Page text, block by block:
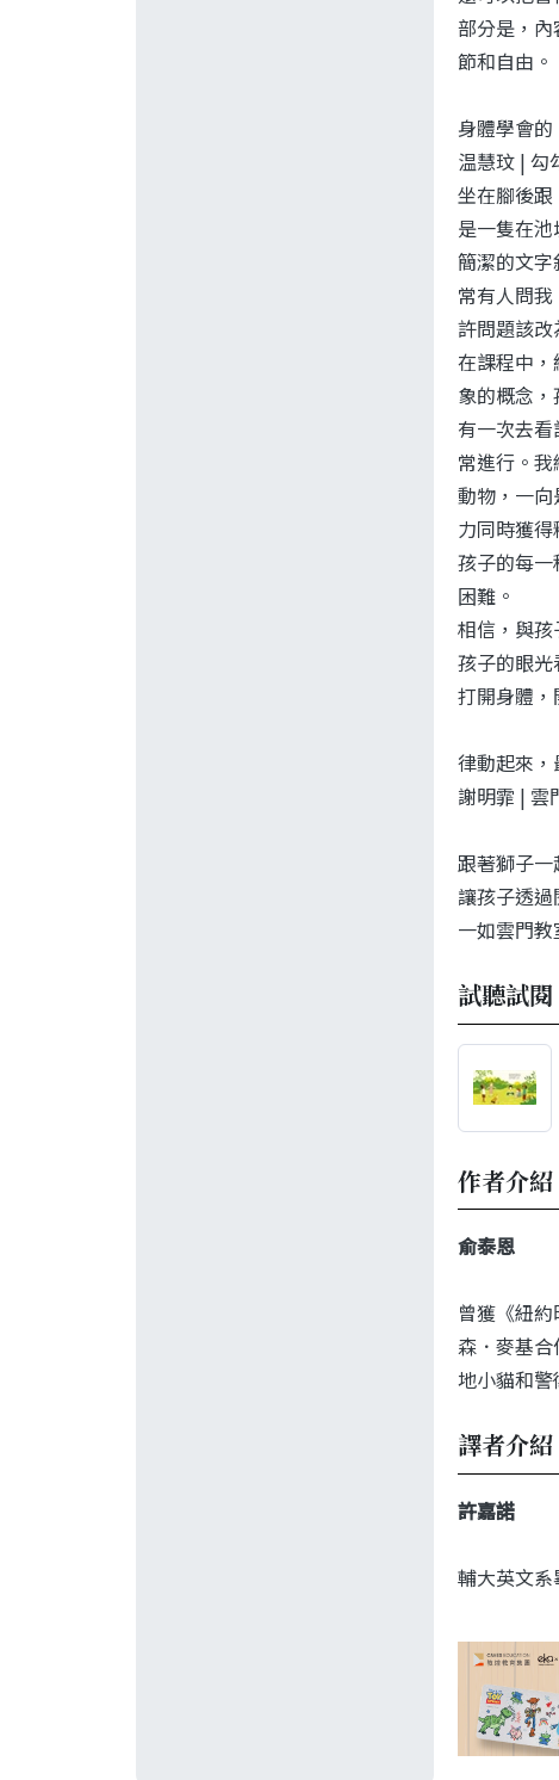
部分是，
節和自由。
身體學會
温慧玟 | 勾
坐在腳後
是一隻在池
簡潔的文
常有人問
許問題該改
在課程中
象的概念
有一次去
常進行。
動物，一
力同時獲得
孩子的每
困難。
相信，與
孩子的眼光
打開身體，
律動起來，
謝明霏 | 雲
跟著獅子
讓孩子透
一如雲門
試聽試閱
作者介紹
俞泰恩
曾獲《紐
森．麥基
地小貓和警
譯者介紹
許嘉諾
輔大英文